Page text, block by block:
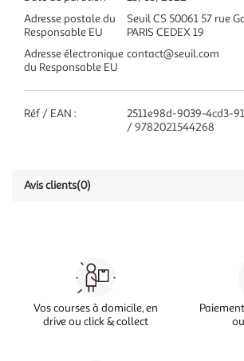
Adresse postale du
Responsable EU
Seuil CS 50061 57 rue
PARIS CEDEX 19
Adresse électronique
du Responsable EU
contact@seuil.com
Réf / EAN :
2511e98d-9039-4cd3-
/ 9782021544268
Avis clients(0)
Vos courses à domicile, en
drive ou click & collect